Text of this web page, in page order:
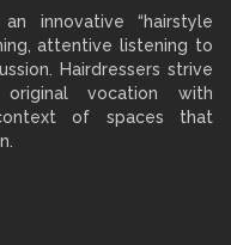
innovative “hairstyle
attentive listening to
Hairdressers strive
vocation with
of spaces that